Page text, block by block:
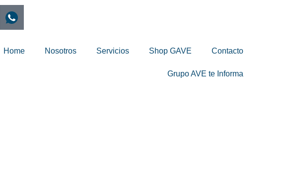
Home Nosotros Servicios Shop GAVE Contacto
Grupo AVE te Informa